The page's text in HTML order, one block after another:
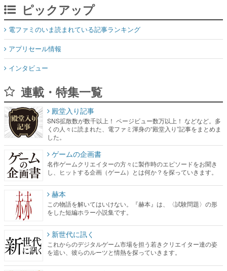
ピックアップ
電ファミのいま読まれている記事ランキング
アプリセール情報
インタビュー
連載・特集一覧
殿堂入り記事
SNS拡散数が数千以上！ ページビュー数万以上！ などなど。多
くの人々に読まれた、電ファミ渾身の“殿堂入り”記事をまとめま
した。
ゲームの企画書
名作ゲームクリエイターの方々に製作時のエピソードをお聞き
し、ヒットする企画（ゲーム）とは何か？を探っていきます。
赫本
この物語を解いてはいけない。『赫本』は、〈試験問題〉の形
をした短編ホラー小説集です。
新世代に訊く
これからのデジタルゲーム市場を担う若きクリエイター達の姿
を追い、彼らのルーツと情熱を探っていきます。